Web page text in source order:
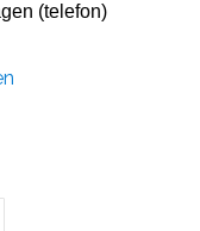
(telefon)